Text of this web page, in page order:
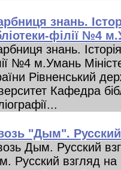
знань.
фiлiї №4
знань.
№4 м.Умань
Рівненський
Кафедра
"Дым".
Дым. Русский
Русский взгляд